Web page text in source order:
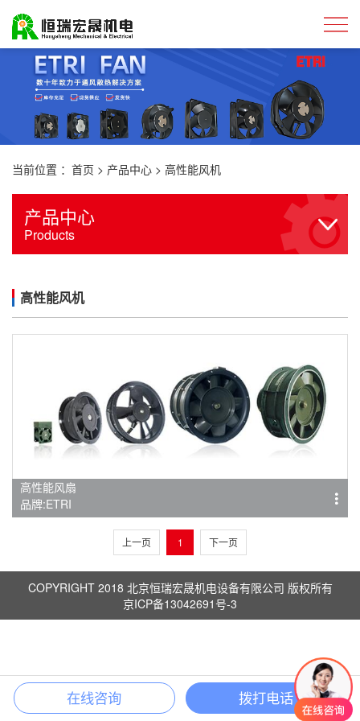
当前位置 ： 首页 > 产品中心 > 高性能风机
产品中心
Products
高性能风机
高性能风扇
品牌:ETRI
上一页 1 下一页
COPYRIGHT 2018 北京恒瑞宏晟机电设备有限公司 版权所有
京ICP备13042691号-3
在线咨询 拨打电话